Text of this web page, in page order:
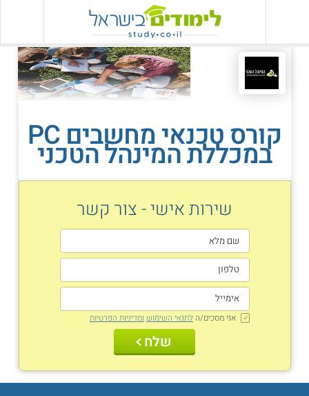
קורס טכנאי מחשבים PC
במכללת המינהל הטכני
שירות אישי - צור קשר
אני מסכים/ה לתנאי השימוש ומדיניות הפרטיות
שלח